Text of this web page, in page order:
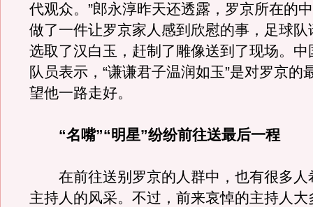
代观众。”郎永淳昨天还透露，罗京所在的
做了一件让罗京家人感到欣慰的事，足球队
选取了汉白玉，赶制了雕像送到了现场。中
队员表示，“谦谦君子温润如玉”是对罗京的
望他一路走好。
“名嘴”“明星”纷纷前往送最后一程
在前往送别罗京的人群中，也有很多人
主持人的风采。不过，前来哀悼的主持人大